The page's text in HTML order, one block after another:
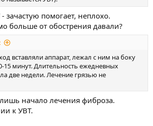
зачастую помогает, неплохо.
больше от обострения давали?
вставляли аппарат, лежал с ним на боку
15 минут. Длительность ежедневных
две недели. Лечение грязью не
начало лечения фиброза.
к УВТ.